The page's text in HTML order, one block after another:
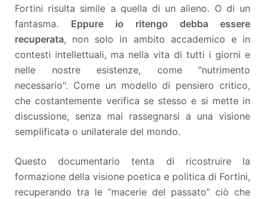
Fortini risulta simile a quella di un alieno. O di un
fantasma. Eppure io ritengo debba essere
recuperata, non solo in ambito accademico e in
contesti intellettuali, ma nella vita di tutti i giorni e
nelle nostre esistenze, come "nutrimento
necessario". Come un modello di pensiero critico,
che costantemente verifica se stesso e si mette in
discussione, senza mai rassegnarsi a una visione
semplificata o unilaterale del mondo.
Questo documentario tenta di ricostruire la
formazione della visione poetica e politica di Fortini,
recuperando tra le “macerie del passato” ciò che